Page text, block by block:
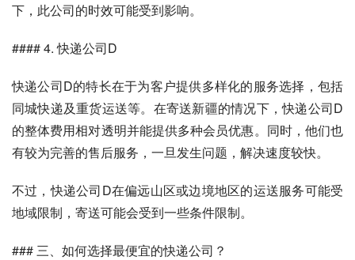
下，此公司的时效可能受到影响。
#### 4. 快递公司D
快递公司D的特长在于为客户提供多样化的服务选择，包括
同城快递及重货运送等。在寄送新疆的情况下，快递公司D
的整体费用相对透明并能提供多种会员优惠。同时，他们也
有较为完善的售后服务，一旦发生问题，解决速度较快。
不过，快递公司D在偏远山区或边境地区的运送服务可能受
地域限制，寄送可能会受到一些条件限制。
### 三、如何选择最便宜的快递公司？